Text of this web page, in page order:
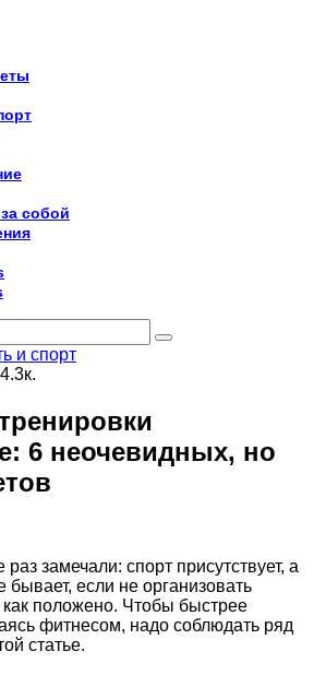
собой
и спорт
4.3к.
6 неочевидных, но
замечали: спорт присутствует, а
бывает, если не организовать
как положено. Чтобы быстрее
фитнесом, надо соблюдать ряд
статье.